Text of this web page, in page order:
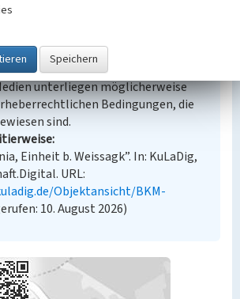
Hinweis
Inhalt steht unter der freien
(Namensnennung). Die
unterliegen möglicherweise
Bedingungen, die
sind.
Einheit b. Weissagk”. In: KuLaDig,
URL:
Objektansicht/BKM-
10. August 2026)